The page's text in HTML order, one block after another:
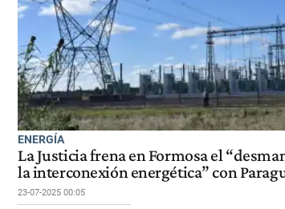
ENERGÍA
La Justicia frena en Formosa el
la interconexión energética” con
23-07-2025 00:05